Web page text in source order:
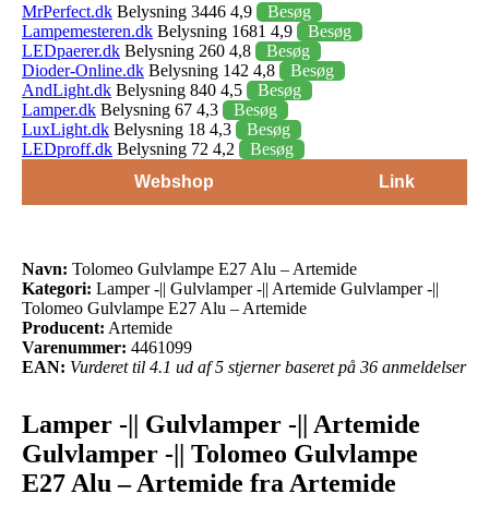
MrPerfect.dk Belysning 3446 4,9
Besøg
Lampemesteren.dk Belysning 1681 4,9
Besøg
LEDpaerer.dk Belysning 260 4,8
Besøg
Dioder-Online.dk Belysning 142 4,8
Besøg
AndLight.dk Belysning 840 4,5
Besøg
Lamper.dk Belysning 67 4,3
Besøg
LuxLight.dk Belysning 18 4,3
Besøg
LEDproff.dk Belysning 72 4,2
Besøg
Webshop
Link
Navn: Tolomeo Gulvlampe E27 Alu – Artemide
Kategori: Lamper -|| Gulvlamper -|| Artemide Gulvlamper -||
Tolomeo Gulvlampe E27 Alu – Artemide
Producent: Artemide
Varenummer: 4461099
EAN: Vurderet til 4.1 ud af 5 stjerner baseret på 36 anmeldelser
Lamper -|| Gulvlamper -|| Artemide
Gulvlamper -|| Tolomeo Gulvlampe
E27 Alu – Artemide fra Artemide